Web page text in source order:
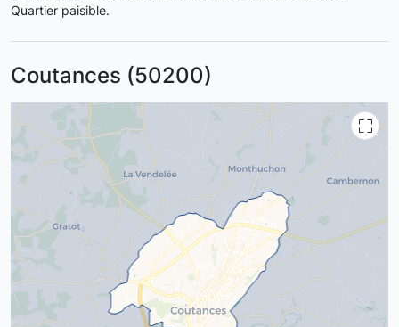
Quartier paisible.
Coutances (50200)